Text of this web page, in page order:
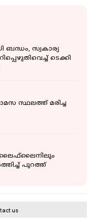
ബന്ധം, സ്വകാര്യ
ടെക്കി
സ്ഥലത്ത് മരിച്ച
ലൈഫ്‌ലൈനിലും
പുറത്ത്
us